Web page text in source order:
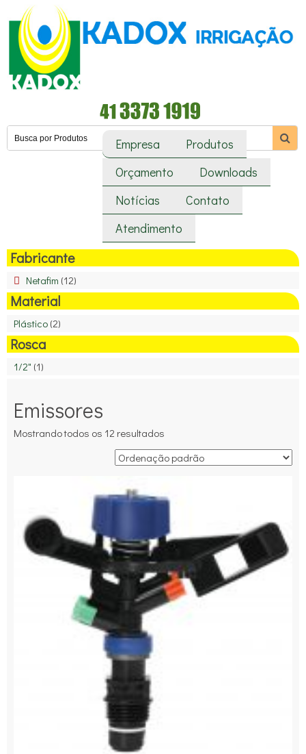
Empresa
Produtos
Orçamento
Downloads
Notícias
Contato
Atendimento
Fabricante
Netafim (12)
Material
Plástico (2)
Rosca
1/2" (1)
Emissores
Mostrando todos os 12 resultados